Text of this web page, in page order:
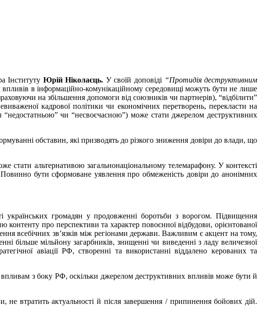
Інституту Юрій Ніколаєць. У своїй доповіді “Протидія деструктивним
в інформаційно-комунікаційному середовищі можуть бути не лише
на збільшення допомоги від союзників чи партнерів), “відбілити”
кадрової політики чи економічних перетворень, перекласти на
“недостатньою” чи “несвоєчасною”) може стати джерелом деструктивних
обставин, які призводять до різкого зниження довіри до влади, що
стати альтернативою загальнонаціональному телемарафону. У контексті
бути сформоване уявлення про обмеженість довіри до анонімних
українських громадян у продовженні боротьби з ворогом. Підвищення
про перспективи та характер повоєнної відбудови, орієнтованої
всебічних зв’язків між регіонами держави. Важливим є акцент на тому,
більше мільйону загарбників, знищенні чи виведенні з ладу величезної
авіації РФ, створенні та використанні віддалено керованих та
з боку РФ, оскільки джерелом деструктивних впливів може бути й
не втратить актуальності й після завершення / припинення бойових дій.